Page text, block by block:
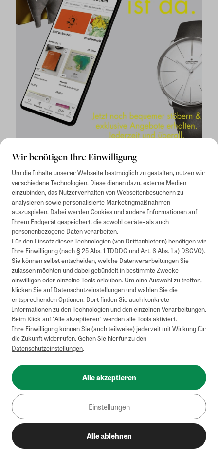
Wir benötigen Ihre Einwilligung
Um die Inhalte unserer Webseite bestmöglich zu gestalten, nutzen wir
verschiedene Technologien. Diese dienen dazu, externe Medien
einzubinden, das Nutzerverhalten von Webseitenbesuchern zu
analysieren sowie personalisierte Marketingmaßnahmen
auszuspielen. Dabei werden Cookies und andere Informationen auf
Ihrem Endgerät gespeichert, die sowohl geräte- als auch
personenbezogene Daten verarbeiten.
Für den Einsatz dieser Technologien (von Drittanbietern) benötigen wir
Ihre Einwilligung (nach § 25 Abs. 1 TDDDG und Art. 6 Abs. 1 a) DSGVO).
Sie können selbst entscheiden, welche Datenverarbeitungen Sie
zulassen möchten und dabei gebündelt in bestimmte Zwecke
einwilligen oder einzelne Tools erlauben. Um eine Auswahl zu treffen,
klicken Sie aufDatenschutzeinstellungenund wählen Sie die
entsprechenden Optionen. Dort finden Sie auch konkrete
Informationen zu den Technologien und den einzelnen Verarbeitungen.
Beim Klick auf "Alle akzeptieren" werden alle Tools aktiviert.
Ihre Einwilligung können Sie (auch teilweise) jederzeit mit Wirkung für
die Zukunft widerrufen. Gehen Sie hierfür zu den
Datenschutzeinstellungen.
Alle akzeptieren
Einstellungen
Alle ablehnen
Mindestbestellwert von 50€. Nicht anwendbar auf Produkte, die der
Buchpreisbindung unterliegen, ZEIT-Akademie, e-Books. Keine
Barauszahlung möglich. Nicht mit weiteren Gutscheinen/Rabatten
kombinierbar.
Briefsendungen sind vom kostenlosen Rückversand ausgeschlossen.
Weitere Informationen zu Rücksendungen finden Sie hier.
Alle Preise inkl. gesetzl. MwSt. zzgl. Versandkosten
AGB
Widerrufsbelehrung
Barrierefreiheit
Cookies/Tracking
Instagram Pinterest